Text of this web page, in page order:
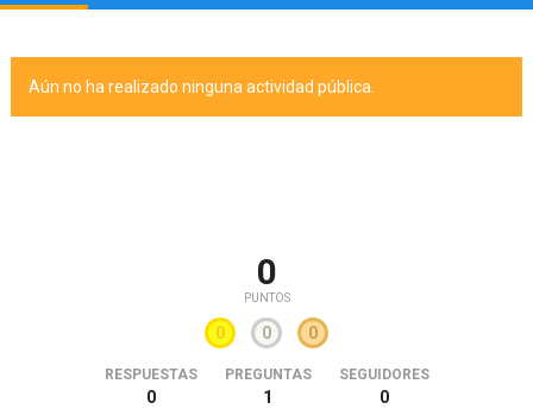
Aún no ha realizado ninguna actividad pública.
0
PUNTOS
0 0 0
RESPUESTAS
0
PREGUNTAS
1
SEGUIDORES
0